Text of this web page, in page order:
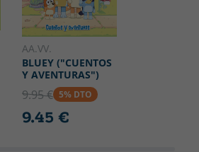
AA.VV.
BLUEY ("CUENTOS
Y AVENTURAS")
9.95 € 5% DTO
9.45 €